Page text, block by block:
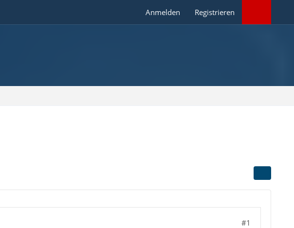
Anmelden Registrieren
#1